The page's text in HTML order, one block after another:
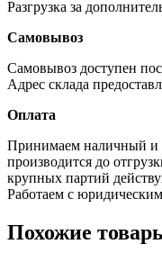
Разгрузка за
Самовывоз
Самовывоз доступен
Адрес склада
Оплата
Принимаем наличный и
производится до
крупных партий
Работаем с
Похожие